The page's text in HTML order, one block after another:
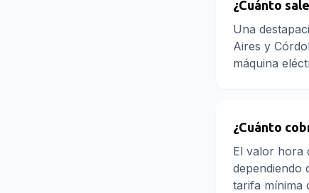
¿Cuánto
Una
Aires y
máquina
¿Cuánto
El valor hora
dependiendo
tarifa mínima